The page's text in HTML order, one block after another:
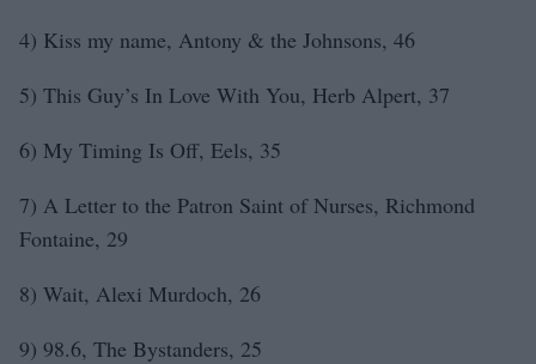
4) Kiss my name, Antony & the Johnsons, 46
5) This Guy’s In Love With You, Herb Alpert, 37
6) My Timing Is Off, Eels, 35
7) A Letter to the Patron Saint of Nurses, Richmond
Fontaine, 29
8) Wait, Alexi Murdoch, 26
9) 98.6, The Bystanders, 25